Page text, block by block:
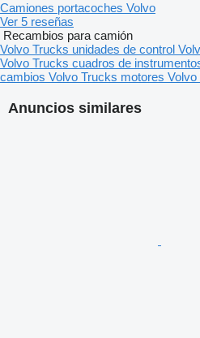
Anuncios similares
Camiones portacoches Volvo
Ver 5 reseñas
Recambios para camión
Volvo Trucks unidades de control
Volvo Trucks cuadros de
cambios Volvo Trucks motores Volvo